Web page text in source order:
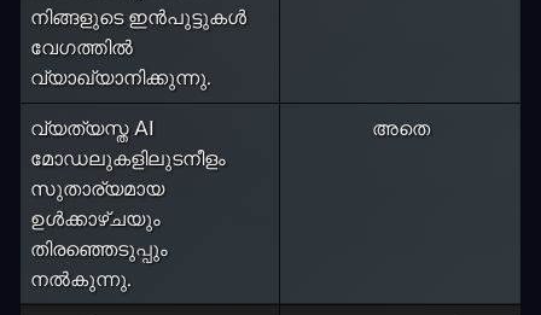
നിങ്ങളുടെ ഇൻപുട്ടുകൾ
വേഗത്തിൽ
വ്യാഖ്യാനിക്കുന്നു.
വ്യത്യസ്ത AI
മോഡലുകളിലുടനീളം
സുതാര്യമായ
ഉൾക്കാഴ്ചയും
തിരഞ്ഞെടുപ്പും
നൽകുന്നു.
അതെ